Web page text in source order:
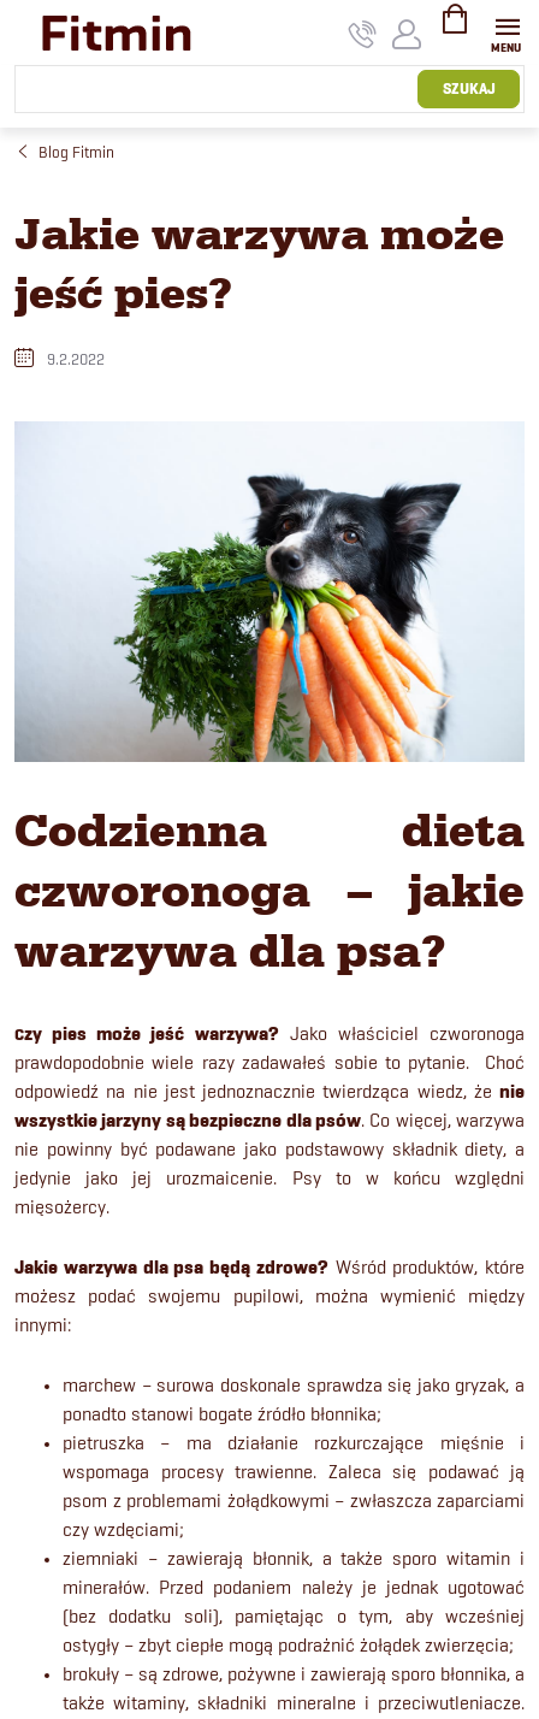
treści
SZUKAJ
KOSZYK
Blog Fitmin
Jakie warzywa może
jeść pies?
9.2.2022
Codzienna dieta
czworonoga – jakie
warzywa dla psa?
Czy pies może jeść warzywa? Jako właściciel czworonoga
prawdopodobnie wiele razy zadawałeś sobie to pytanie. Choć
odpowiedź na nie jest jednoznacznie twierdząca wiedz, że nie
wszystkie jarzyny są bezpieczne dla psów. Co więcej, warzywa
nie powinny być podawane jako podstawowy składnik diety, a
jedynie jako jej urozmaicenie. Psy to w końcu względni
mięsożercy.
Jakie warzywa dla psa będą zdrowe? Wśród produktów, które
możesz podać swojemu pupilowi, można wymienić między
innymi:
marchew – surowa doskonale sprawdza się jako gryzak, a
ponadto stanowi bogate źródło błonnika;
pietruszka – ma działanie rozkurczające mięśnie i
wspomaga procesy trawienne. Zaleca się podawać ją
psom z problemami żołądkowymi – zwłaszcza zaparciami
czy wzdęciami;
ziemniaki – zawierają błonnik, a także sporo witamin i
minerałów. Przed podaniem należy je jednak ugotować
(bez dodatku soli), pamiętając o tym, aby wcześniej
ostygły – zbyt ciepłe mogą podrażnić żołądek zwierzęcia;
brokuły – są zdrowe, pożywne i zawierają sporo błonnika, a
także witaminy, składniki mineralne i przeciwutleniacze.